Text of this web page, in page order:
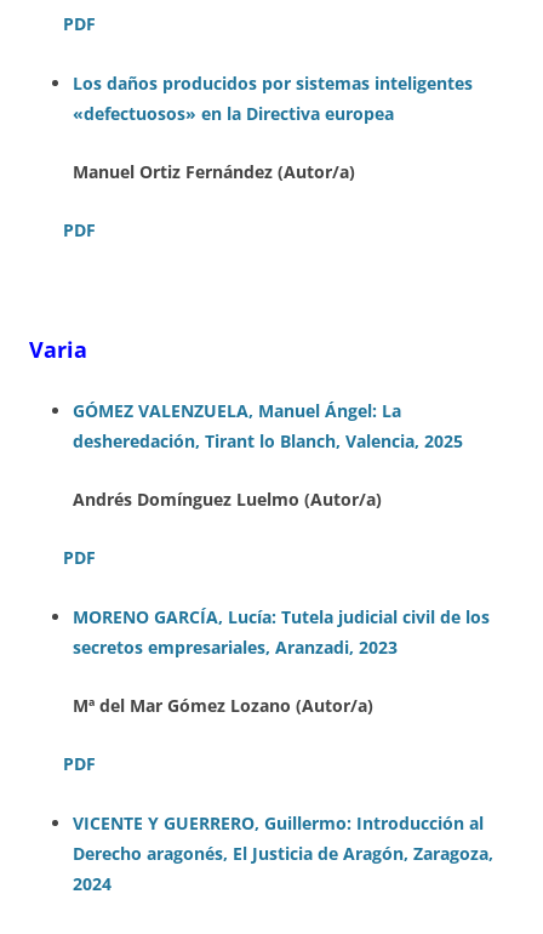
PDF
Los daños producidos por sistemas inteligentes
«defectuosos» en la Directiva europea
Manuel Ortiz Fernández (Autor/a)
PDF
Varia
GÓMEZ VALENZUELA, Manuel Ángel: La
desheredación, Tirant lo Blanch, Valencia, 2025
Andrés Domínguez Luelmo (Autor/a)
PDF
MORENO GARCÍA, Lucía: Tutela judicial civil de los
secretos empresariales, Aranzadi, 2023
Mª del Mar Gómez Lozano (Autor/a)
PDF
VICENTE Y GUERRERO, Guillermo: Introducción al
Derecho aragonés, El Justicia de Aragón, Zaragoza,
2024